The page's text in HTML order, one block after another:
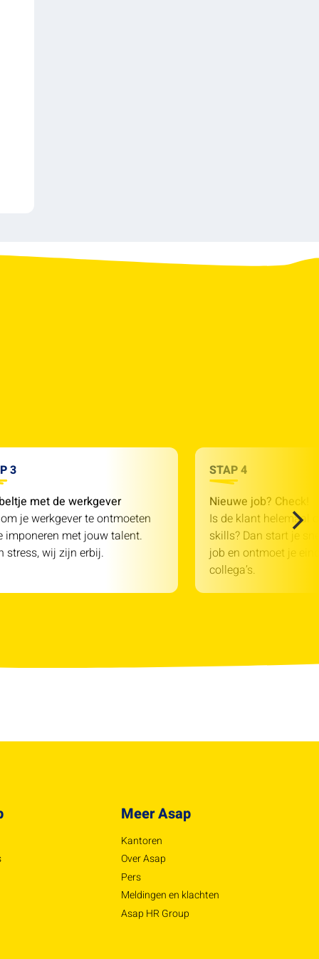
3
met de werkgever
je werkgever te ontmoeten
imponeren met jouw talent.
stress, wij zijn erbij.
STAP 4
Nieuwe job? Check!
Is de klant helemaal
skills? Dan start je
job en ontmoet je
collega’s.
Meer Asap
Kantoren
Over Asap
Pers
Meldingen en klachten
Asap HR Group